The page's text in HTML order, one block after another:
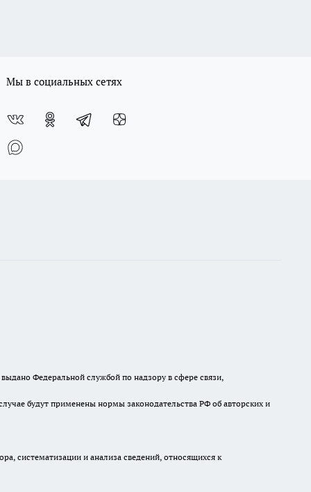
Мы в социальных сетях
Федеральной службой по надзору в сфере связи,
будут применены нормы законодательства РФ об авторских и
систематизации и анализа сведений, относящихся к